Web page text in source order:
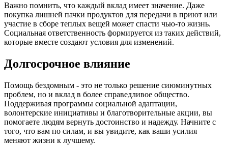
Важно помнить, что каждый вклад имеет значение. Даже
покупка лишней пачки продуктов для передачи в приют или
участие в сборе теплых вещей может спасти чью-то жизнь.
Социальная ответственность формируется из таких действий,
которые вместе создают условия для изменений.
Долгосрочное влияние
Помощь бездомным - это не только решение сиюминутных
проблем, но и вклад в более справедливое общество.
Поддерживая программы социальной адаптации,
волонтерские инициативы и благотворительные акции, вы
помогаете людям вернуть достоинство и надежду. Начните с
того, что вам по силам, и вы увидите, как ваши усилия
меняют жизни к лучшему.